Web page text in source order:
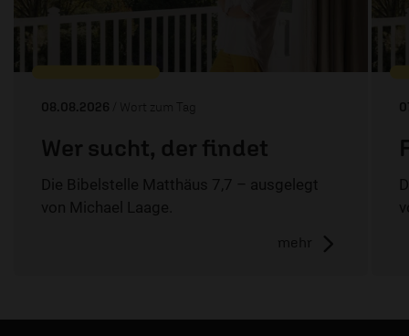
08.08.2026 / Wort zum Tag
Wer sucht, der findet
Die Bibelstelle Matthäus 7,7 – ausgelegt
von Michael Laage.
mehr